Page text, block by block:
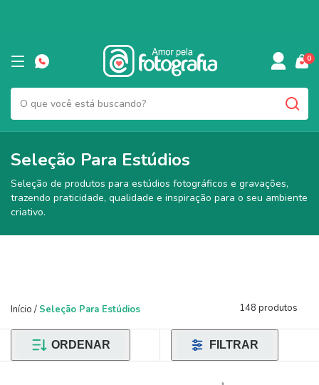
0
Seleção Para Estúdios
Seleção de produtos para estúdios fotográficos e gravações,
trazendo praticidade, qualidade e inspiração para o seu ambiente
criativo.
Início / Seleção Para Estúdios 148 produtos
ORDENAR FILTRAR